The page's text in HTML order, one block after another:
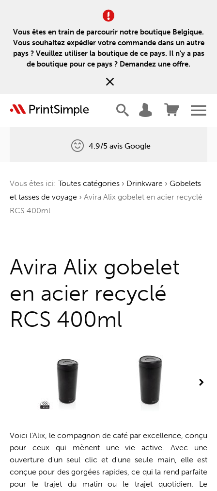
Vous êtes en train de parcourir notre boutique Belgique.
Vous souhaitez expédier votre commande dans un autre
pays ? Veuillez utiliser la boutique de ce pays. Il n'y a pas
de boutique pour ce pays ? Demandez une offre.
Un arbre pour chaque commande
4.9/5 avis Google
Vous êtes ici: Toutes catégories › Drinkware › Gobelets
et tasses de voyage › Avira Alix gobelet en acier recyclé
RCS 400ml
Avira Alix gobelet
en acier recyclé
RCS 400ml
Voici l'Alix, le compagnon de café par excellence, conçu
pour ceux qui mènent une vie active. Avec une
ouverture d'un seul clic et d'une seule main, elle est
conçue pour des gorgées rapides, ce qui la rend parfaite
pour le trajet du matin ou le trajet quotidien. Le